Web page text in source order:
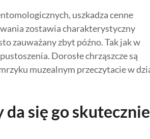
uszkadza cenne
zostawia charakterystyczny
zauważany zbyt późno. Tak jak w
Dorosłe chrząszcze są
muzealnym przeczytacie w
się go skutecznie